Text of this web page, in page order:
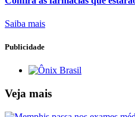
Saiba mais
Publicidade
Veja mais